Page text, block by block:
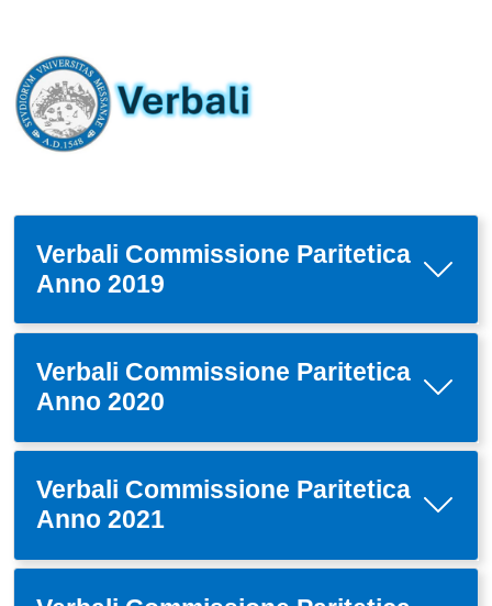
Immagine
Verbali Commissione Paritetica
Anno 2019
Verbali Commissione Paritetica
Anno 2020
Verbali Commissione Paritetica
Anno 2021